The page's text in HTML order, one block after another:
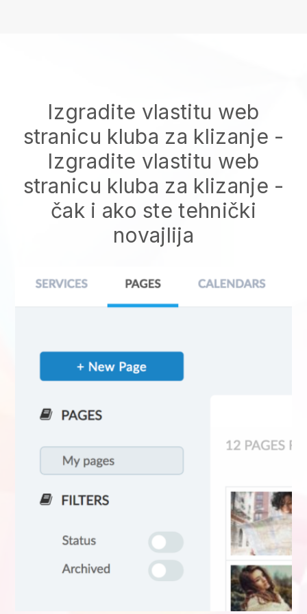
Izgradite vlastitu web
stranicu kluba za klizanje -
Izgradite vlastitu web
stranicu kluba za klizanje -
čak i ako ste tehnički
novajlija